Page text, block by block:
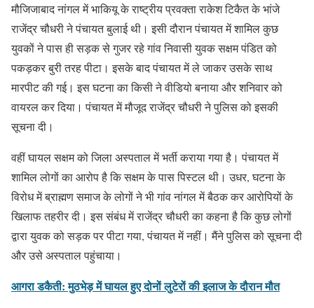
मौजिजाबाद नांगल में भाकियू के राष्ट्रीय प्रवक्ता राकेश टिकैत के भांजे
राजेंद्र चौधरी ने पंचायत बुलाई थी। इसी दौरान पंचायत में शामिल कुछ
युवकों ने पास ही सड़क से गुजर रहे गांव निवासी युवक सक्षम पंडित को
पकड़कर बुरी तरह पीटा। इसके बाद पंचायत में ले जाकर उसके साथ
मारपीट की गई। इस घटना का किसी ने वीडियो बनाया और शनिवार को
वायरल कर दिया। पंचायत में मौजूद राजेंद्र चौधरी ने पुलिस को इसकी
सूचना दी।
वहीं घायल सक्षम को जिला अस्पताल में भर्ती कराया गया है। पंचायत में
शामिल लोगों का आरोप है कि सक्षम के पास पिस्टल थी। उधर, घटना के
विरोध में ब्राह्मण समाज के लोगों ने भी गांव नांगल में बैठक कर आरोपियों के
खिलाफ तहरीर दी। इस संबंध में राजेंद्र चौधरी का कहना है कि कुछ लोगों
द्वारा युवक को सड़क पर पीटा गया, पंचायत में नहीं। मैंने पुलिस को सूचना दी
और उसे अस्पताल पहुंचाया।
आगरा डकैती: मुठभेड़ में घायल हुए दोनों लुटेरों की इलाज के दौरान मौत